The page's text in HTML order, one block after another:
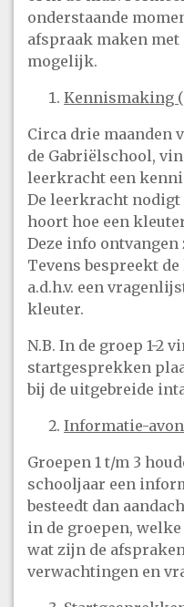
onderstaande
afspraak maken
mogelijk.
Kennismaking
Circa drie maanden
de Gabriëlschool,
leerkracht een
De leerkracht nodigt
hoort hoe een
Deze info ontvangen
Tevens bespreekt
a.d.h.v. een
kleuter.
N.B. In de groep 1-2
startgesprekken
bij de uitgebreide
Informatie-
Groepen 1 t/m 3
schooljaar een
besteedt dan
in de groepen,
wat zijn de
verwachtingen en